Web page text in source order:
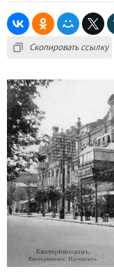
Скопировать ссылку